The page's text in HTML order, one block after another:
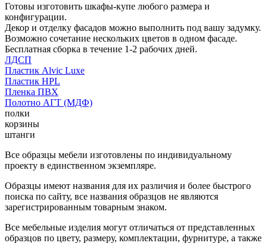
Готовы изготовить шкафы-купе любого размера и
конфигурации.
Декор и отделку фасадов можно выполнить под вашу задумку.
Возможно сочетание нескольких цветов в одном фасаде.
Бесплатная сборка в течение 1-2 рабочих дней.
ЛДСП
Пластик Alvic Luxe
Пластик HPL
Пленка ПВХ
Полотно АГТ (МДФ)
полки
корзины
штанги
Все образцы мебели изготовлены по индивидуальному
проекту в единственном экземпляре.
Образцы имеют названия для их различия и более быстрого
поиска по сайту, все названия образцов не являются
зарегистрированным товарным знаком.
Все мебельные изделия могут отличаться от представленных
образцов по цвету, размеру, комплектации, фурнитуре, а также